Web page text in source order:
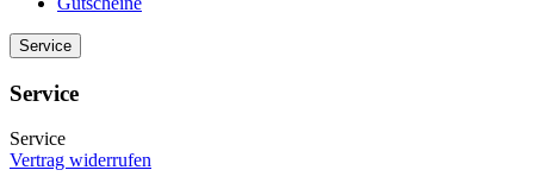
Service
Service
Service
Vertrag widerrufen